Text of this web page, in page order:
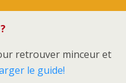
retrouver minceur et
le guide!